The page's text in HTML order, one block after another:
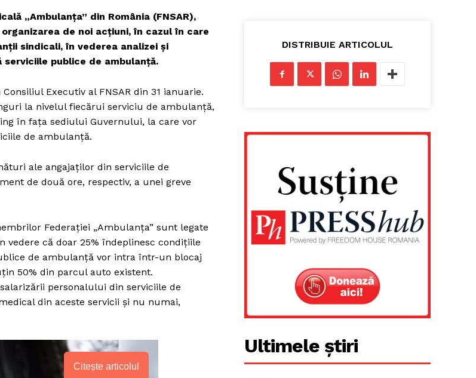
„Ambulanța” din România (FNSAR),
de noi acțiuni, în cazul în care
sindicali, în vederea analizei și
publice de ambulanță.
Executiv al FNSAR din 31 ianuarie.
la nivelul fiecărui serviciu de ambulanță,
în fața sediului Guvernului, la care vor
de ambulanță.
ale angajaților din serviciile de
de două ore, respectiv, a unei greve
Federației „Ambulanța” sunt legate
vedere că doar 25% îndeplinesc condițiile
de ambulanță vor intra într-un blocaj
50% din parcul auto existent.
personalului din serviciile de
din aceste servicii și nu numai,
Citește articolul
DISTRIBUIE ARTICOLUL
Ultimele știri